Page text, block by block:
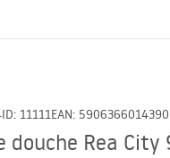
ID: 11111EAN: 5906366014390
douche Rea